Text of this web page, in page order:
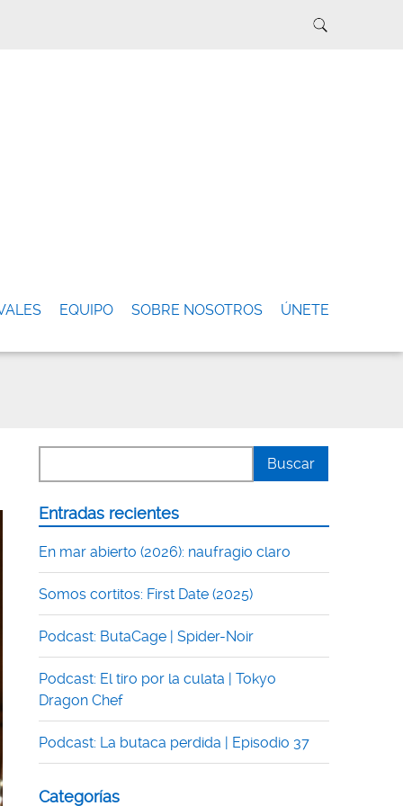
EQUIPO SOBRE NOSOTROS ÚNETE
Entradas recientes
En mar abierto (2026): naufragio claro
Somos cortitos: First Date (2025)
Podcast: ButaCage | Spider-Noir
Podcast: El tiro por la culata | Tokyo
Dragon Chef
Podcast: La butaca perdida | Episodio 37
Categorías